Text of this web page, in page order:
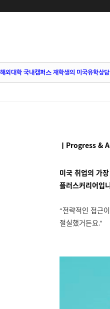
외대학 국내캠퍼스 재학생의 미국유학상
ㅣProgress &
미국 취업의 가
플러스커리어입
“전략적인 접근
절실했거든요.”